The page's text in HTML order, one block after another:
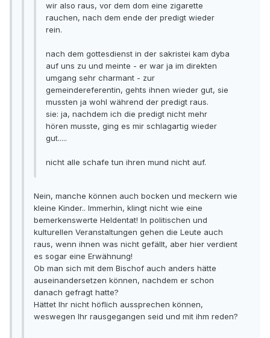
wir also raus, vor dem dom eine zigarette
rauchen, nach dem ende der predigt wieder
rein.
nach dem gottesdienst in der sakristei kam dyba
auf uns zu und meinte - er war ja im direkten
umgang sehr charmant - zur
gemeindereferentin, gehts ihnen wieder gut, sie
mussten ja wohl während der predigt raus.
sie: ja, nachdem ich die predigt nicht mehr
hören musste, ging es mir schlagartig wieder
gut.....
nicht alle schafe tun ihren mund nicht auf.
Nein, manche können auch bocken und meckern wie
kleine Kinder.. Immerhin, klingt nicht wie eine
bemerkenswerte Heldentat! In politischen und
kulturellen Veranstaltungen gehen die Leute auch
raus, wenn ihnen was nicht gefällt, aber hier verdient
es sogar eine Erwähnung!
Ob man sich mit dem Bischof auch anders hätte
auseinandersetzen können, nachdem er schon
danach gefragt hatte?
Hättet Ihr nicht höflich aussprechen können,
weswegen Ihr rausgegangen seid und mit ihm reden?